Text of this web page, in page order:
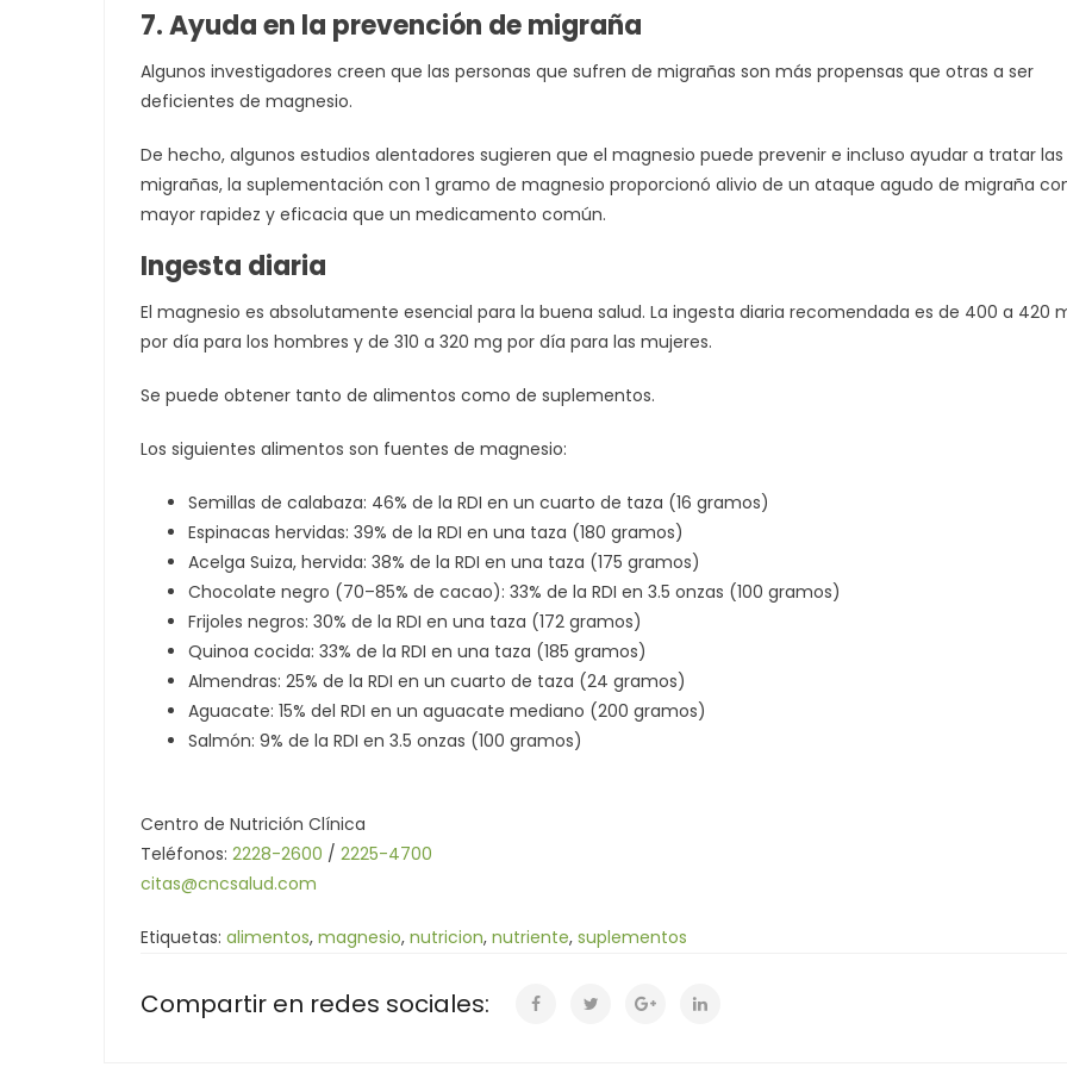
7. Ayuda en la prevención de migraña
Algunos investigadores creen que las personas que sufren de migrañas son más propensas que otras a ser
deficientes de magnesio.
De hecho, algunos estudios alentadores sugieren que el magnesio puede prevenir e incluso ayudar a tratar las
migrañas, la suplementación con 1 gramo de magnesio proporcionó alivio de un ataque agudo de migraña
mayor rapidez y eficacia que un medicamento común.
Ingesta diaria
El magnesio es absolutamente esencial para la buena salud. La ingesta diaria recomendada es de 400 a 420
por día para los hombres y de 310 a 320 mg por día para las mujeres.
Se puede obtener tanto de alimentos como de suplementos.
Los siguientes alimentos son fuentes de magnesio:
Semillas de calabaza: 46% de la RDI en un cuarto de taza (16 gramos)
Espinacas hervidas: 39% de la RDI en una taza (180 gramos)
Acelga Suiza, hervida: 38% de la RDI en una taza (175 gramos)
Chocolate negro (70–85% de cacao): 33% de la RDI en 3.5 onzas (100 gramos)
Frijoles negros: 30% de la RDI en una taza (172 gramos)
Quinoa cocida: 33% de la RDI en una taza (185 gramos)
Almendras: 25% de la RDI en un cuarto de taza (24 gramos)
Aguacate: 15% del RDI en un aguacate mediano (200 gramos)
Salmón: 9% de la RDI en 3.5 onzas (100 gramos)
Centro de Nutrición Clínica
Teléfonos: 2228-2600 / 2225-4700
citas@cncsalud.com
Etiquetas: alimentos, magnesio, nutricion, nutriente, suplementos
Compartir en redes sociales: